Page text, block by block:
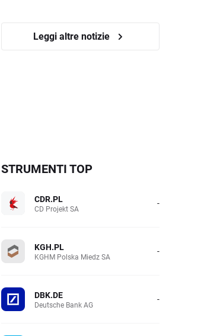
Leggi altre notizie
STRUMENTI TOP
CDR.PL
CD Projekt SA -
KGH.PL
KGHM Polska Miedz SA -
DBK.DE
Deutsche Bank AG -